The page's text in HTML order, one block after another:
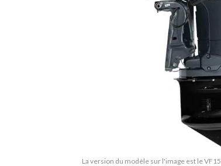
La version du modèle sur l'image est le